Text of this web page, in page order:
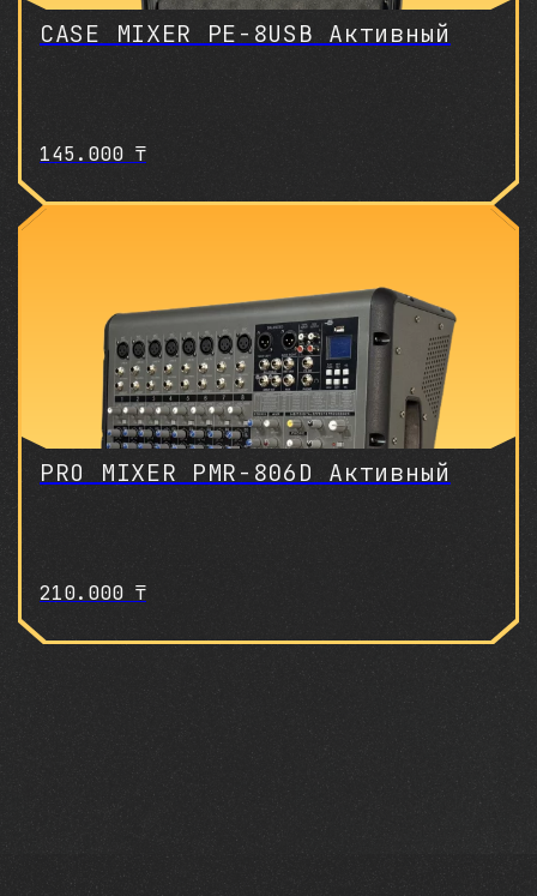
CASE MIXER PE-8USB Активный
145.000 ₸
PRO MIXER PMR-806D Активный
210.000 ₸